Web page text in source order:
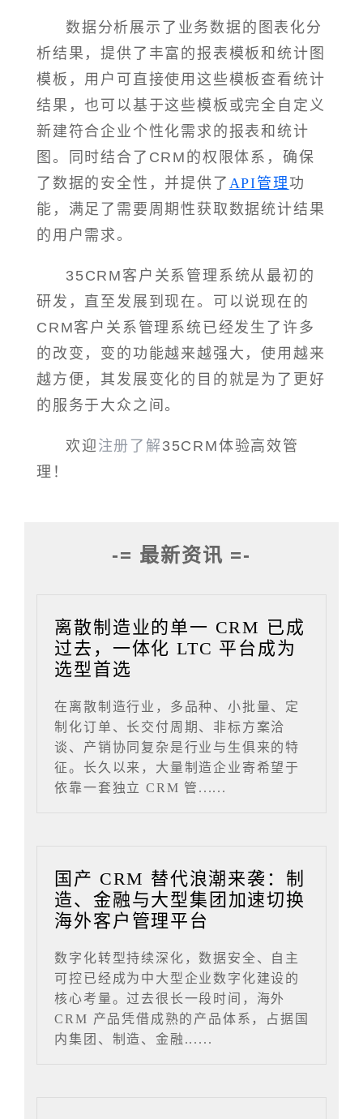
数据分析展示了业务数据的图表化分
析结果，提供了丰富的报表模板和统计图
模板，用户可直接使用这些模板查看统计
结果，也可以基于这些模板或完全自定义
新建符合企业个性化需求的报表和统计
图。同时结合了CRM的权限体系，确保
了数据的安全性，并提供了 API管理功
能，满足了需要周期性获取数据统计结果
的用户需求。
35CRM客户关系管理系统从最初的
研发，直至发展到现在。可以说现在的
CRM客户关系管理系统已经发生了许多
的改变，变的功能越来越强大，使用越来
越方便，其发展变化的目的就是为了更好
的服务于大众之间。
欢迎 注册了解35CRM体验高效管
理！
-= 最新资讯 =-
离散制造业的单一 CRM 已成
过去，一体化 LTC 平台成为
选型首选
在离散制造行业，多品种、小批量、定
制化订单、长交付周期、非标方案洽
谈、产销协同复杂是行业与生俱来的特
征。长久以来，大量制造企业寄希望于
依靠一套独立 CRM 管......
国产 CRM 替代浪潮来袭：制
造、金融与大型集团加速切换
海外客户管理平台
数字化转型持续深化，数据安全、自主
可控已经成为中大型企业数字化建设的
核心考量。过去很长一段时间，海外
CRM 产品凭借成熟的产品体系，占据国
内集团、制造、金融......